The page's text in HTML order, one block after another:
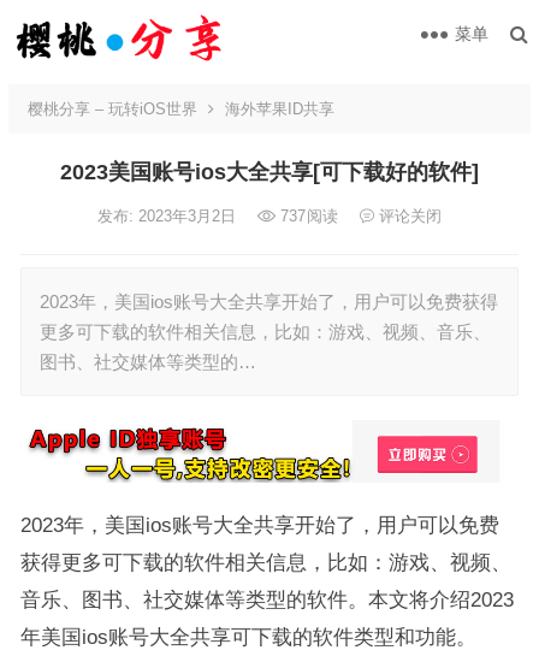
菜单
樱桃分享 – 玩转iOS世界 海外苹果ID共享
2023美国账号ios大全共享[可下载好的软件]
发布: 2023年3月2日 737阅读 评论关闭
2023年，美国ios账号大全共享开始了，用户可以免费获得
更多可下载的软件相关信息，比如：游戏、视频、音乐、
图书、社交媒体等类型的…
2023年，美国ios账号大全共享开始了，用户可以免费
获得更多可下载的软件相关信息，比如：游戏、视频、
音乐、图书、社交媒体等类型的软件。本文将介绍2023
年美国ios账号大全共享可下载的软件类型和功能。